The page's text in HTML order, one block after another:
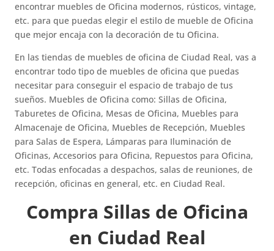
encontrar muebles de Oficina modernos, rústicos, vintage,
etc. para que puedas elegir el estilo de mueble de Oficina
que mejor encaja con la decoración de tu Oficina.
En las tiendas de muebles de oficina de Ciudad Real, vas a
encontrar todo tipo de muebles de oficina que puedas
necesitar para conseguir el espacio de trabajo de tus
sueños. Muebles de Oficina como: Sillas de Oficina,
Taburetes de Oficina, Mesas de Oficina, Muebles para
Almacenaje de Oficina, Muebles de Recepción, Muebles
para Salas de Espera, Lámparas para Iluminación de
Oficinas, Accesorios para Oficina, Repuestos para Oficina,
etc. Todas enfocadas a despachos, salas de reuniones, de
recepción, oficinas en general, etc. en Ciudad Real.
Compra Sillas de Oficina
en Ciudad Real